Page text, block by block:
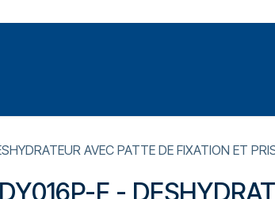
AVEC PATTE DE FIXATION ET
DY016P-F -